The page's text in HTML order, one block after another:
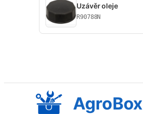
Uzávěr oleje
R90788N
AgroBox